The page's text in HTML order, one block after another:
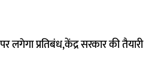
लगेगा प्रतिबंध,केंद्र सरकार की तैयारी